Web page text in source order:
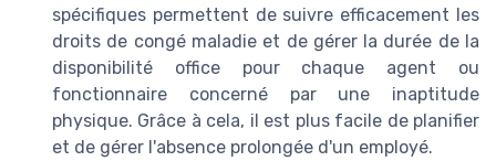
spécifiques permettent de suivre efficacement les
droits de congé maladie et de gérer la durée de la
disponibilité office pour chaque agent ou
fonctionnaire concerné par une inaptitude
physique. Grâce à cela, il est plus facile de planifier
et de gérer l'absence prolongée d'un employé.